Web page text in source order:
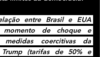
entre Brasil e EUA
momento de choque e
medidas coercitivas da
Trump (tarifas de 50% e